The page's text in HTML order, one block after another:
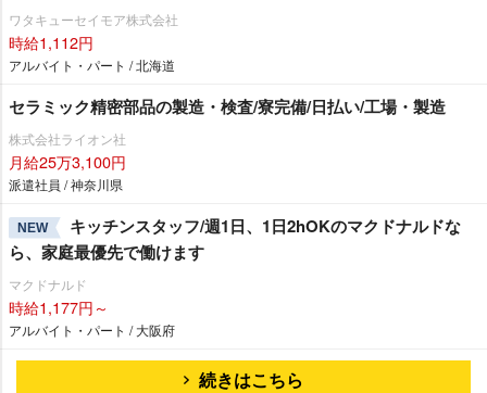
ワタキューセイモア株式会社
時給1,112円
アルバイト・パート / 北海道
セラミック精密部品の製造・検査/寮完備/日払い/工場・製造
株式会社ライオン社
月給25万3,100円
派遣社員 / 神奈川県
NEW
キッチンスタッフ/週1日、1日2hOKのマクドナルドな
ら、家庭最優先で働けます
マクドナルド
時給1,177円～
アルバイト・パート / 大阪府
続きはこちら